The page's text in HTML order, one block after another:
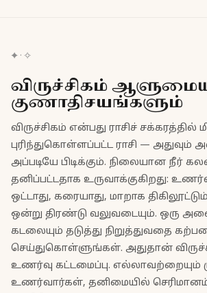
✦ · ✧
விருச்சிகம்
குணாதிசயங்களும்
விருச்சிகம் என்பது ராசிச் சக்கரத்தில்
புரிந்துகொள்ளப்பட்ட ராசி — அதுவும்
அப்படியே பிடிக்கும். நிலையான நீர்
தனிப்பட்டதாக உருவாக்குகிறது:
ஒட்டாது, கரையாது, மாறாக
ஒன்று திரண்டு வலுவடையும். ஒரு
கடலையும் தடுத்து நிறுத்துவதை
செய்துகொள்ளுங்கள். அதுதான்
உணர்வு கட்டமைப்பு. எல்லாவற்றையும்
உணர்வார்கள், தனிமையில்